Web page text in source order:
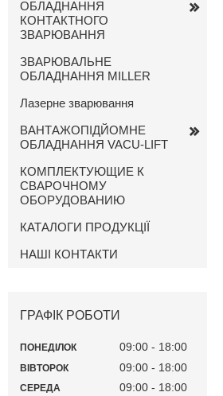
ОБЛАДНАННЯ
КОНТАКТНОГО
ЗВАРЮВАННЯ
ЗВАРЮВАЛЬНЕ
ОБЛАДНАННЯ MILLER
Лазерне зварювання
ВАНТАЖОПІДЙОМНЕ
ОБЛАДНАННЯ VACU-LIFT
КОМПЛЕКТУЮЩИЕ К
СВАРОЧНОМУ
ОБОРУДОВАНИЮ
КАТАЛОГИ ПРОДУКЦІЇ
НАШІ КОНТАКТИ
ГРАФІК РОБОТИ
ПОНЕДІЛОК 09:00 18:00
ВІВТОРОК 09:00 18:00
СЕРЕДА 09:00 18:00